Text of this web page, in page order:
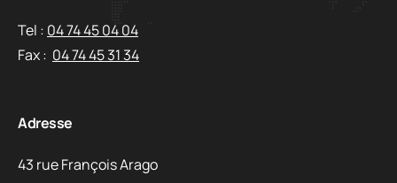
Tel : 04 74 45 04 04
Fax : 04 74 45 31 34
Adresse
43 rue François Arago